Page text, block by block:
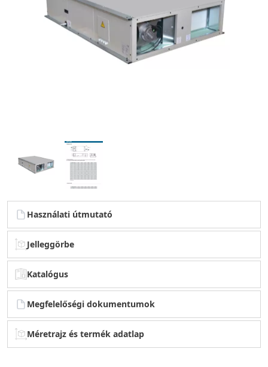
Használati útmutató
Jelleggörbe
Katalógus
Megfelelőségi dokumentumok
Méretrajz és termék adatlap